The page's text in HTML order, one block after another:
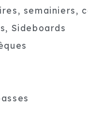
semainiers,
Sideboards